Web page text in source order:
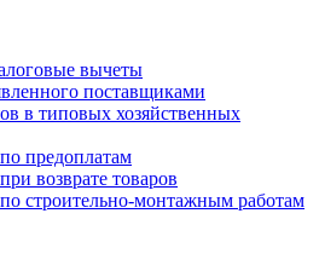
вычеты
поставщиками
в типовых хозяйственных
предоплатам
возврате товаров
строительно-монтажным работам